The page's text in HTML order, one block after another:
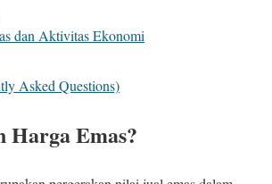
dan Aktivitas Ekonomi
Asked Questions)
Emas?